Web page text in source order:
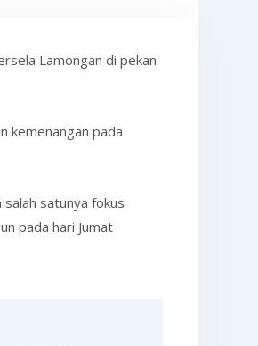
Lamongan di pekan
kemenangan pada
satunya fokus
pada hari Jumat